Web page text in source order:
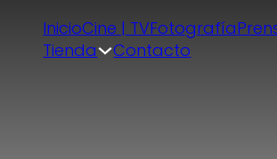
InicioCine | TVFotografía
Tienda
Contacto